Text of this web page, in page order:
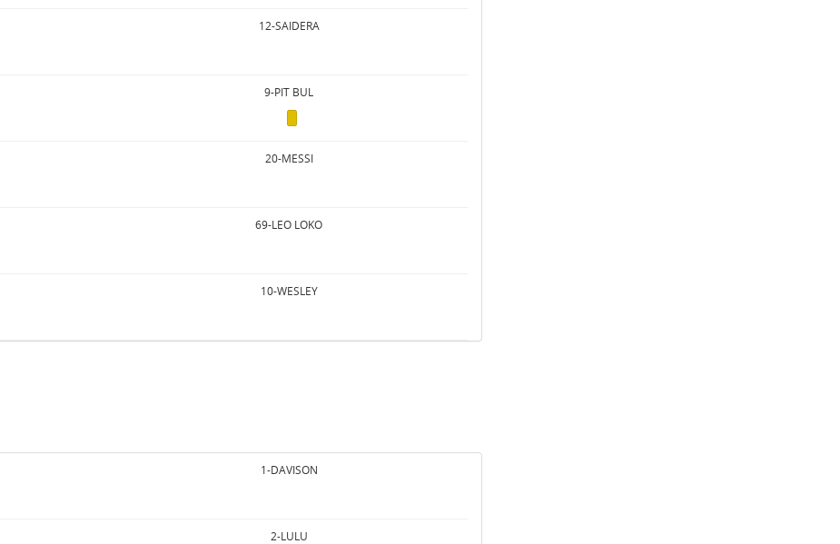
12-SAIDERA
9-PIT BUL
20-MESSI
69-LEO LOKO
10-WESLEY
1-DAVISON
2-LULU